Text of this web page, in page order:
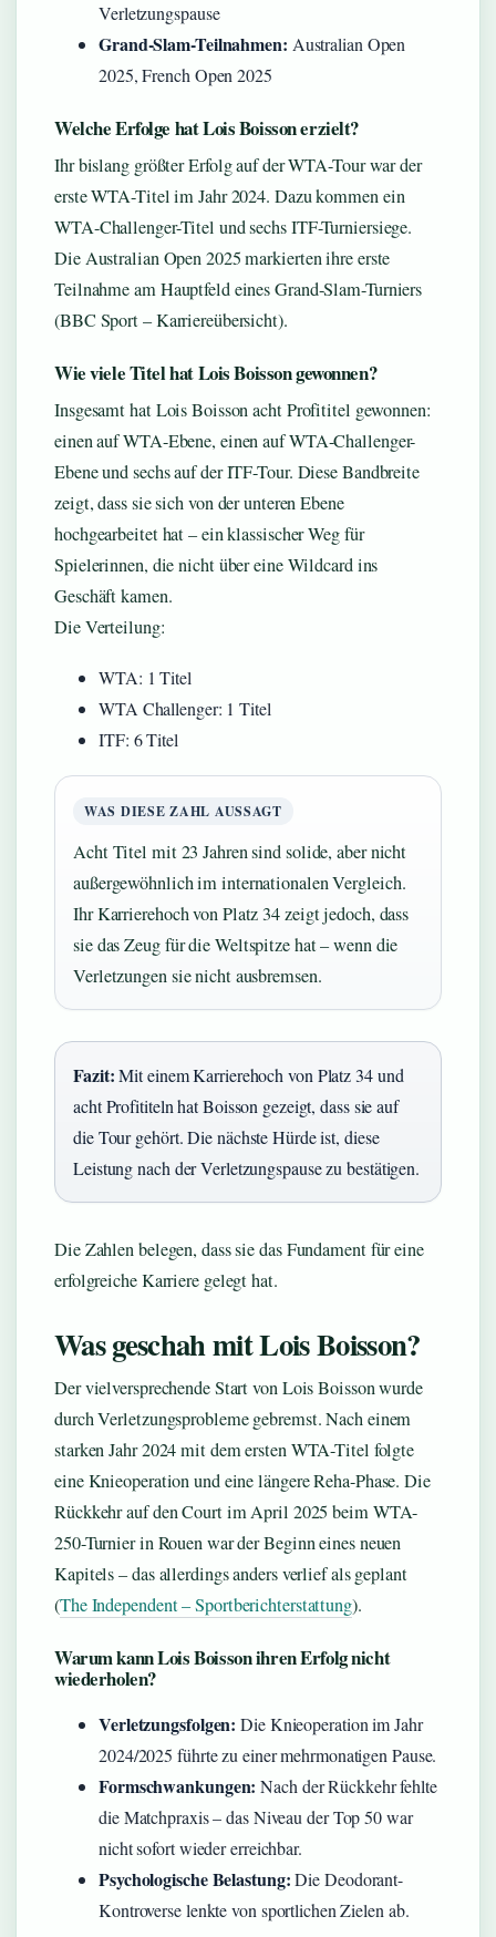
Verletzungspause
Grand-Slam-Teilnahmen: Australian Open
2025, French Open 2025
Welche Erfolge hat Lois Boisson erzielt?
Ihr bislang größter Erfolg auf der WTA-Tour war der
erste WTA-Titel im Jahr 2024. Dazu kommen ein
WTA-Challenger-Titel und sechs ITF-Turniersiege.
Die Australian Open 2025 markierten ihre erste
Teilnahme am Hauptfeld eines Grand-Slam-Turniers
(BBC Sport – Karriereübersicht).
Wie viele Titel hat Lois Boisson gewonnen?
Insgesamt hat Lois Boisson acht Profititel gewonnen:
einen auf WTA-Ebene, einen auf WTA-Challenger-
Ebene und sechs auf der ITF-Tour. Diese Bandbreite
zeigt, dass sie sich von der unteren Ebene
hochgearbeitet hat – ein klassischer Weg für
Spielerinnen, die nicht über eine Wildcard ins
Geschäft kamen.
Die Verteilung:
WTA: 1 Titel
WTA Challenger: 1 Titel
ITF: 6 Titel
WAS DIESE ZAHL AUSSAGT
Acht Titel mit 23 Jahren sind solide, aber nicht
außergewöhnlich im internationalen Vergleich.
Ihr Karrierehoch von Platz 34 zeigt jedoch, dass
sie das Zeug für die Weltspitze hat – wenn die
Verletzungen sie nicht ausbremsen.
Fazit:Mit einem Karrierehoch von Platz 34 und
acht Profititeln hat Boisson gezeigt, dass sie auf
die Tour gehört. Die nächste Hürde ist, diese
Leistung nach der Verletzungspause zu bestätigen.
Die Zahlen belegen, dass sie das Fundament für eine
erfolgreiche Karriere gelegt hat.
Was geschah mit Lois Boisson?
Der vielversprechende Start von Lois Boisson wurde
durch Verletzungsprobleme gebremst. Nach einem
starken Jahr 2024 mit dem ersten WTA-Titel folgte
eine Knieoperation und eine längere Reha-Phase. Die
Rückkehr auf den Court im April 2025 beim WTA-
250-Turnier in Rouen war der Beginn eines neuen
Kapitels – das allerdings anders verlief als geplant
(The Independent – Sportberichterstattung).
Warum kann Lois Boisson ihren Erfolg nicht
wiederholen?
Verletzungsfolgen: Die Knieoperation im Jahr
2024/2025 führte zu einer mehrmonatigen Pause.
Formschwankungen: Nach der Rückkehr fehlte
die Matchpraxis – das Niveau der Top 50 war
nicht sofort wieder erreichbar.
Psychologische Belastung:Die Deodorant-
Kontroverse lenkte von sportlichen Zielen ab.